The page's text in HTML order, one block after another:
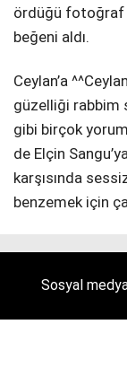
ördüğü fotoğraf
beğeni aldı.
Ceylan’a
güzelliği rabbim
gibi birçok
de Elçin
karşısında
benzemek için
Sosyal